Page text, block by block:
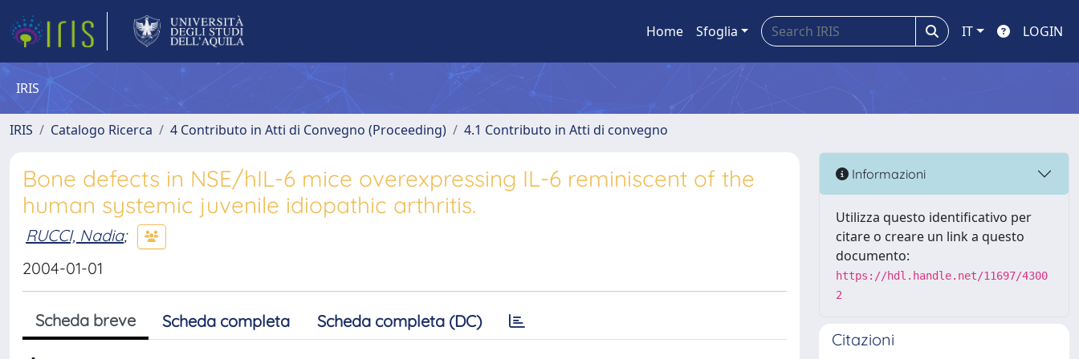
Home Sfoglia IT LOGIN
IRIS
IRIS Catalogo Ricerca 4 Contributo in Atti di Convegno (Proceeding) 4.1 Contributo in Atti di convegno
Bone defects in NSE/hIL-6 mice overexpressing IL-6 reminiscent of the
human systemic juvenile idiopathic arthritis.
RUCCI, Nadia;
2004-01-01
Scheda breve Scheda completa Scheda completa (DC)
Informazioni
Utilizza questo identificativo per
citare o creare un link a questo
documento:
https://hdl.handle.net/11697/4300
2
Citazioni